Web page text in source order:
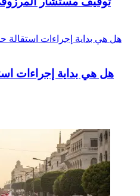
هل هي بداية إجراءات استقالة
هل هي بداية إجراءات